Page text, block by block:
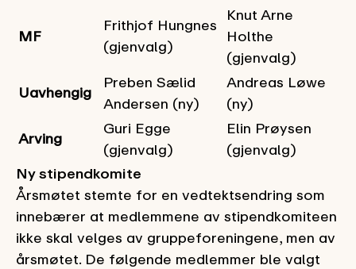
MF
Frithjof Hungnes
(gjenvalg)
Knut Arne
Holthe
(gjenvalg)
Uavhengig
Preben Sælid
Andersen (ny)
Andreas Løwe
(ny)
Arving
Guri Egge
(gjenvalg)
Elin Prøysen
(gjenvalg)
Ny stipendkomite
Årsmøtet stemte for en vedtektsendring som
innebærer at medlemmene av stipendkomiteen
ikke skal velges av gruppeforeningene, men av
årsmøtet. De følgende medlemmer ble valgt